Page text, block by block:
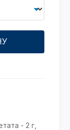
- 2 г,